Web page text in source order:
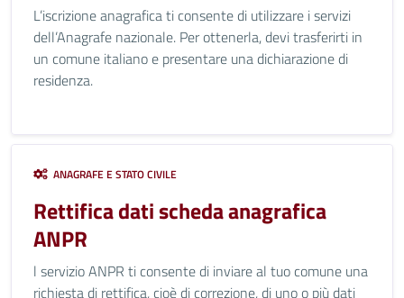
L’iscrizione anagrafica ti consente di utilizzare i servizi
dell’Anagrafe nazionale. Per ottenerla, devi trasferirti in
un comune italiano e presentare una dichiarazione di
residenza.
ANAGRAFE E STATO CIVILE
Rettifica dati scheda anagrafica
ANPR
l servizio ANPR ti consente di inviare al tuo comune una
richiesta di rettifica, cioè di correzione, di uno o più dati